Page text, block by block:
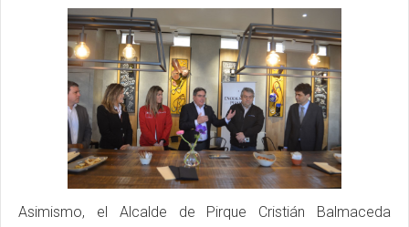
Asimismo, el Alcalde de Pirque Cristián Balmaceda